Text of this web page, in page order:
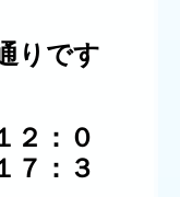
りです
：０
：３